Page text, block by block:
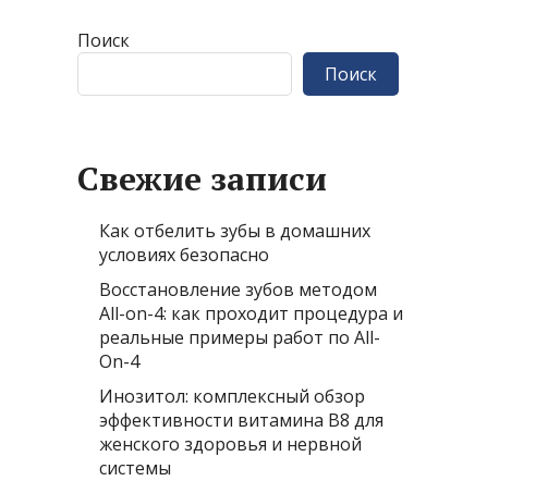
Поиск
Поиск
Свежие записи
Как отбелить зубы в домашних
условиях безопасно
Восстановление зубов методом
All-on-4: как проходит процедура и
реальные примеры работ по All-
On-4
Инозитол: комплексный обзор
эффективности витамина B8 для
женского здоровья и нервной
системы